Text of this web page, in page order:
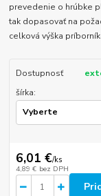
prevedenie o hrúbke
tak dopasovať na
celková výška
Dostupnosť
šírka:
6,01 €/ks
4,89 € bez DPH